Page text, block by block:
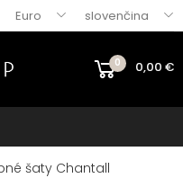
Euro slovenčina
0 0,00 €
šaty Chantall